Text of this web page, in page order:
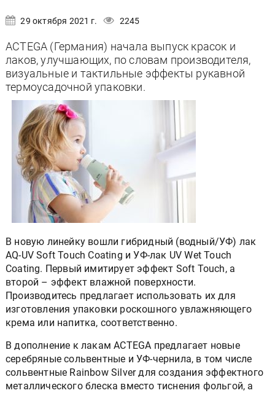
29 октября 2021 г. 2245
ACTEGA (Германия) начала выпуск красок и
лаков, улучшающих, по словам производителя,
визуальные и тактильные эффекты рукавной
термоусадочной упаковки.
В новую линейку вошли гибридный (водный/УФ) лак
AQ-UV Soft Touch Coating и УФ-лак UV Wet Touch
Coating. Первый имитирует эффект Soft Touch, а
второй – эффект влажной поверхности.
Производитесь предлагает использовать их для
изготовления упаковки роскошного увлажняющего
крема или напитка, соответственно.
В дополнение к лакам ACTEGA предлагает новые
серебряные сольвентные и УФ-чернила, в том числе
сольвентные Rainbow Silver для создания эффектного
металлического блеска вместо тиснения фольгой, а